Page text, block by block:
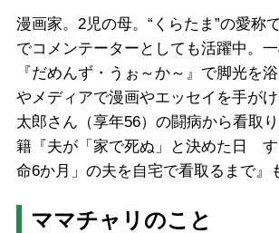
漫画家。2児の母。“くらたま”の愛称
でコメンテーターとしても活躍中。
『だめんず・うぉ～か～』で脚光を
やメディアで漫画やエッセイを手が
太郎さん（享年56）の闘病から看取
籍『夫が「家で死ぬ」と決めた日
命6か月」の夫を自宅で看取るまで』
ママチャリのこと